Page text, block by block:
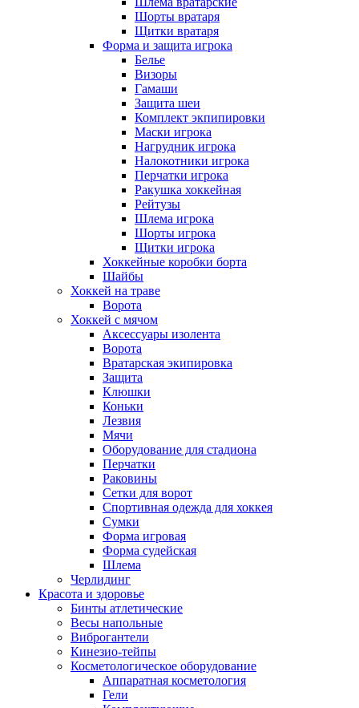
Шорты вратаря
Щитки вратаря
Форма и защита игрока
Белье
Визоры
Гамаши
Защита шеи
Комплект экпипировки
Маски игрока
Нагрудник игрока
Налокотники игрока
Перчатки игрока
Ракушка хоккейная
Рейтузы
Шлема игрока
Шорты игрока
Щитки игрока
Хоккейные коробки борта
Шайбы
Хоккей на траве
Ворота
Хоккей с мячом
Аксессуары изолента
Ворота
Вратарская экипировка
Защита
Клюшки
Коньки
Лезвия
Мячи
Оборудование для стадиона
Перчатки
Раковины
Сетки для ворот
Спортивная одежда для хоккея
Сумки
Форма игровая
Форма судейская
Шлема
Черлидинг
Красота и здоровье
Бинты атлетические
Весы напольные
Виброгантели
Кинезио-тейпы
Косметологическое оборудование
Аппаратная косметология
Гели